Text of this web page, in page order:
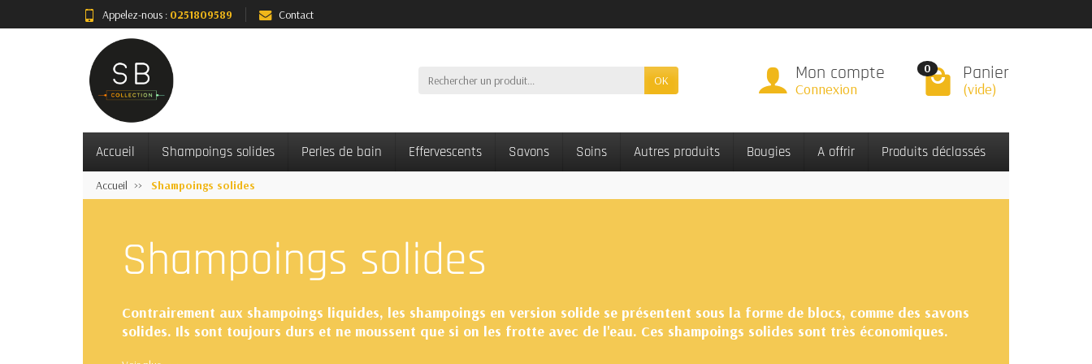
Appelez-nous : 0251809589 Contact
OK Mon compte
Connexion
0 Panier
(vide)
Accueil Shampoings solides Perles de bain Effervescents Savons Soins Autres produits Bougies A offrir Produits déclassés
Accueil Shampoings solides
Shampoings solides
Contrairement aux shampoings liquides, les shampoings en version solide se présentent sous la forme de blocs, comme des savons
solides. Ils sont toujours durs et ne moussent que si on les frotte avec de l'eau. Ces shampoings solides sont très économiques.